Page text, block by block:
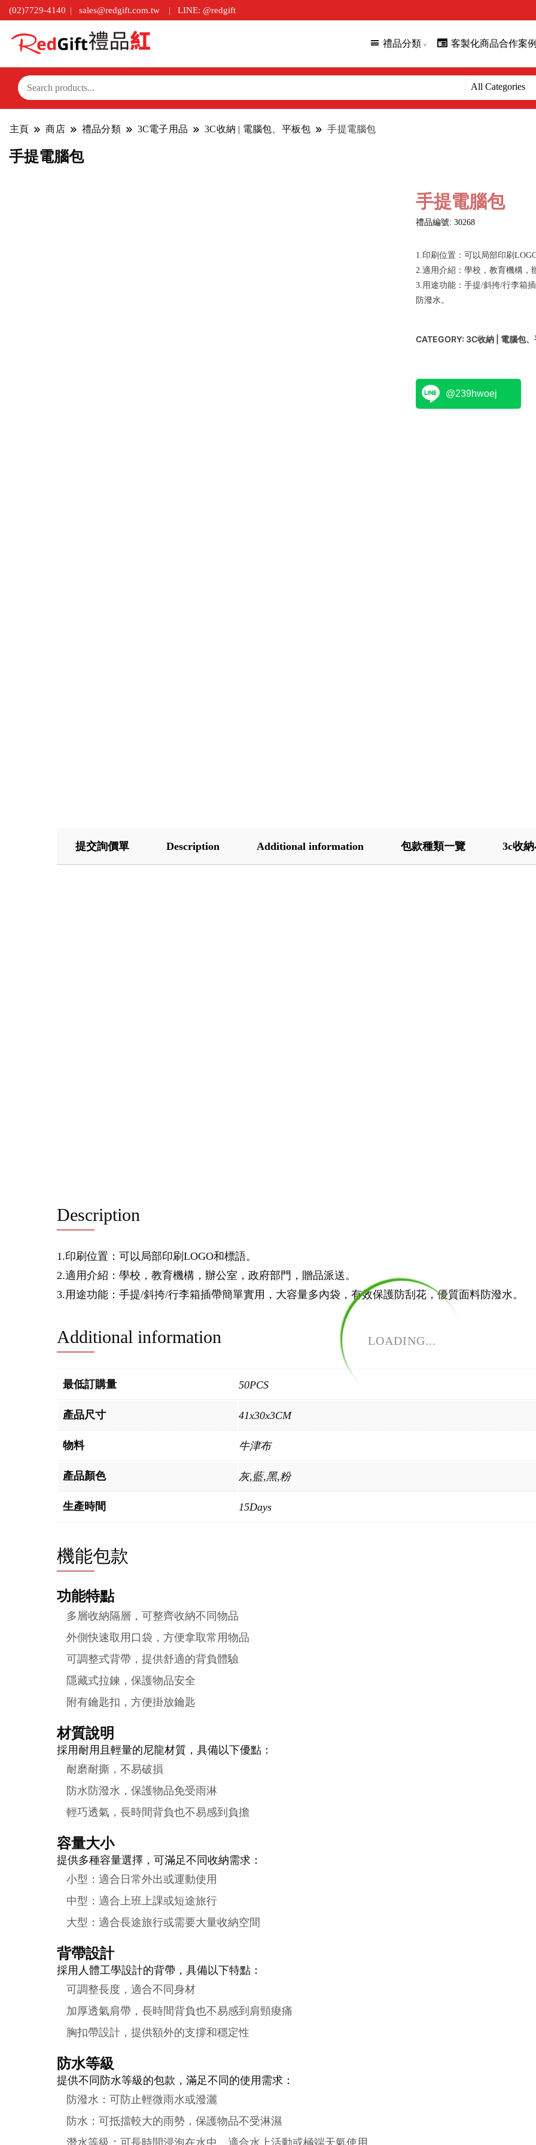
(02)7729-4140 sales@redgift.com.tw LINE: @redgift
禮品分類 客製化商品合作案
主頁 商店 禮品分類 3C電子用品 3C收納 | 電腦包、平板包 手提電腦包
手提電腦包
LOADING...
手提電腦包
禮品編號: 30268
1.印刷位置：可以局部印刷
2.適用介紹：學校，教育機構，
3.用途功能：手提/斜挎/行李箱
防潑水。
CATEGORY: 3C收納 | 電腦包
@239hwoej
提交詢價單 Description Additional information 包款種類一覽 3c收
Description
1.印刷位置：可以局部印刷LOGO和標語。
2.適用介紹：學校，教育機構，辦公室，政府部門，贈品派送。
3.用途功能：手提/斜挎/行李箱插帶簡單實用，大容量多內袋，有效保護防刮花，優質面料防潑水。
Additional information
最低訂購量 50PCS
產品尺寸 41x30x3CM
物料 牛津布
產品顏色 灰,藍,黑,粉
生產時間 15Days
機能包款
功能特點
多層收納隔層，可整齊收納不同物品
外側快速取用口袋，方便拿取常用物品
可調整式背帶，提供舒適的背負體驗
隱藏式拉鍊，保護物品安全
附有鑰匙扣，方便掛放鑰匙
材質說明
採用耐用且輕量的尼龍材質，具備以下優點：
耐磨耐撕，不易破損
防水防潑水，保護物品免受雨淋
輕巧透氣，長時間背負也不易感到負擔
容量大小
提供多種容量選擇，可滿足不同收納需求：
小型：適合日常外出或運動使用
中型：適合上班上課或短途旅行
大型：適合長途旅行或需要大量收納空間
背帶設計
採用人體工學設計的背帶，具備以下特點：
可調整長度，適合不同身材
加厚透氣肩帶，長時間背負也不易感到肩頸痠痛
胸扣帶設計，提供額外的支撐和穩定性
防水等級
提供不同防水等級的包款，滿足不同的使用需求：
防潑水：可防止輕微雨水或潑灑
防水：可抵擋較大的雨勢，保護物品不受淋濕
潛水等級：可長時間浸泡在水中，適合水上活動或極端天氣使用